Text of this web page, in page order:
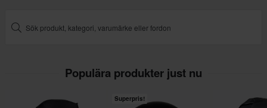
Populära produkter just nu
Superpris!